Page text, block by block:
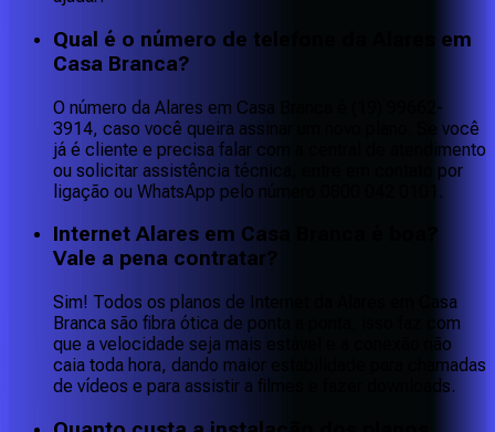
Qual é o número de telefone da Alares em
Casa Branca?
O número da Alares em Casa Branca é (19) 99662-
3914, caso você queira assinar um novo plano. Se você
já é cliente e precisa falar com a central de atendimento
ou solicitar assistência técnica, entre em contato por
ligação ou WhatsApp pelo número 0800 042 0101.
Internet Alares em Casa Branca é boa?
Vale a pena contratar?
Sim! Todos os planos de Internet da Alares em Casa
Branca são fibra ótica de ponta a ponta, isso faz com
que a velocidade seja mais estável e a conexão não
caia toda hora, dando maior estabilidade para chamadas
de vídeos e para assistir a filmes e fazer downloads.